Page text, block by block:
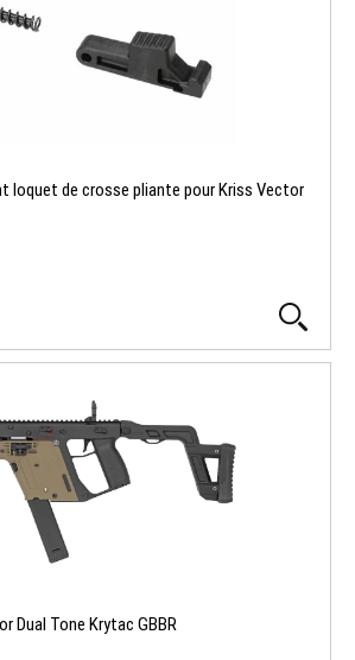
loquet de crosse pliante pour Kriss Vector
Dual Tone Krytac GBBR